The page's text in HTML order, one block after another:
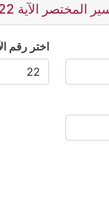
الآية 22
اختر رقم